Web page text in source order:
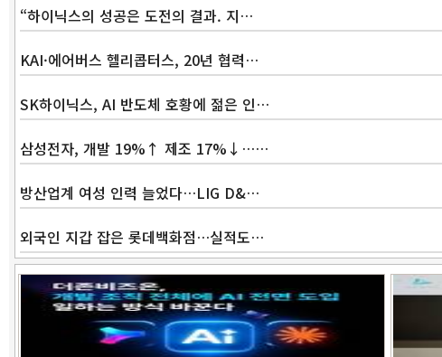
“하이닉스의 성공은 도전의 결과. 지…
KAI·에어버스 헬리콥터스, 20년 협력…
SK하이닉스, AI 반도체 호황에 젊은 인…
삼성전자, 개발 19%↑ 제조 17%↓……
방산업계 여성 인력 늘었다…LIG D&…
외국인 지갑 잡은 롯데백화점…실적도…